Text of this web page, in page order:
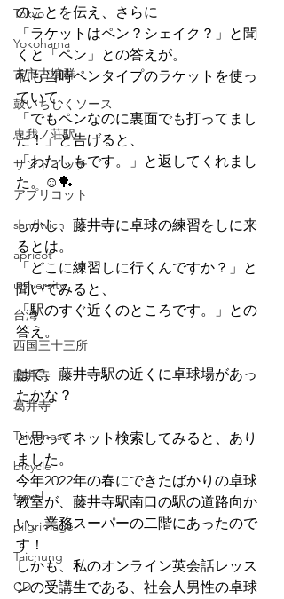
Tokyo
Yokohama
古市古墳群
鼓いちじくソース
恵我ノ荘駅
サンドイッチ
アプリコット
sandwich
apricot
university
台湾
西国三十三所
藤井寺
葛井寺
Taiwanese
bicycle
travel
pilgrimage
Taichung
CD
のことを伝え、さらに
「ラケットはペン？シェイク？」と聞
くと「ペン」との答えが。
私も当時ペンタイプのラケットを使っ
ていて、
「でもペンなのに裏面でも打ってまし
た！」と告げると、
「わたしもです。」と返してくれまし
た。☺🏓
しかし、藤井寺に卓球の練習をしに来
るとは。
「どこに練習しに行くんですか？」と
聞いてみると、
「駅のすぐ近くのところです。」との
答え。
はて、藤井寺駅の近くに卓球場があっ
たかな？
と思ってネット検索してみると、あり
ました。
今年2022年の春にできたばかりの卓球
教室が、藤井寺駅南口の駅の道路向か
い、業務スーパーの二階にあったので
す！
しかも、私のオンライン英会話レッス
ンの受講生である、社会人男性の卓球